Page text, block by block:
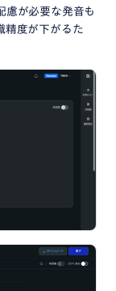
慮が必要な発音も
精度が下がるた